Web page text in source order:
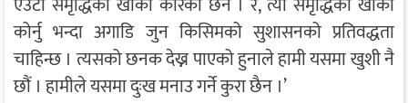
कोर्नु भन्दा अगाडि जुन किसिमको सुशासनको प्रतिवद्धता
चाहिन्छ । त्यसको छनक देख्न पाएको हुनाले हामी यसमा खुशी नै
छौं । हामीले यसमा दुःख मनाउ गर्ने कुरा छैन ।’